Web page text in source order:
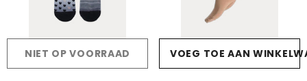
NIET OP VOORRAAD VOEG TOE AAN